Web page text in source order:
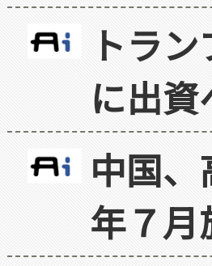
トラ
に出資
中国
年７